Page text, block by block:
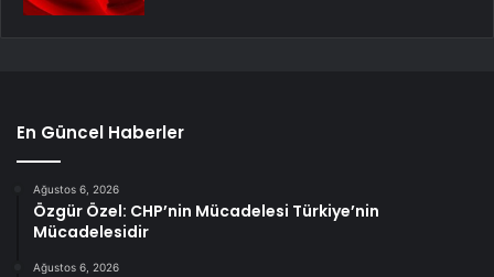
En Güncel Haberler
Ağustos 6, 2026
Özgür Özel: CHP’nin Mücadelesi Türkiye’nin
Mücadelesidir
Ağustos 6, 2026